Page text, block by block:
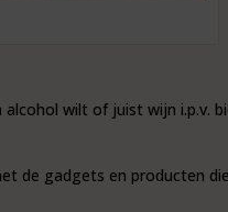
alcohol wilt of juist wijn i.p.v.
de gadgets en producten